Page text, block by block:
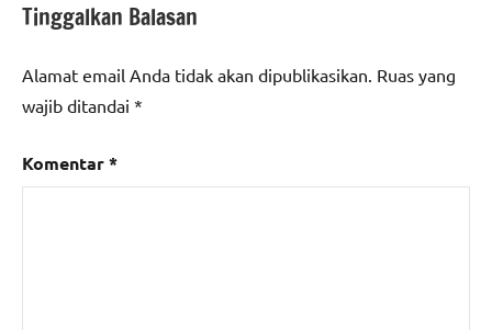
Tinggalkan Balasan
Alamat email Anda tidak akan dipublikasikan. Ruas yang
wajib ditandai *
Komentar*